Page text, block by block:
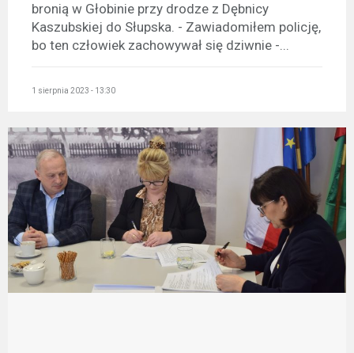
bronią w Głobinie przy drodze z Dębnicy
Kaszubskiej do Słupska. - Zawiadomiłem policję,
bo ten człowiek zachowywał się dziwnie -...
1 sierpnia 2023 - 13:30